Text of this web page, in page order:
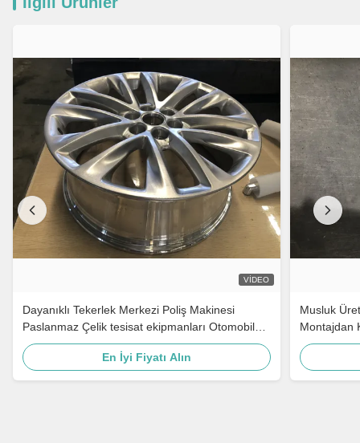
VIDEO
Dayanıklı Tekerlek Merkezi Poliş Makinesi
Paslanmaz Çelik tesisat ekipmanları Otomobil
parçaları için tamponlama ekipmanları
En İyi Fiyatı Alın
Musluk
Montajdan